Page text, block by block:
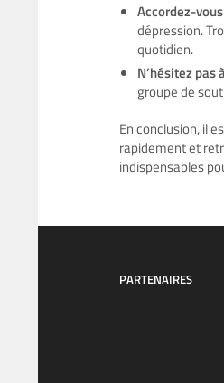
Accordez-
dépression.
quotidien.
N’hésitez pas
groupe de
En conclusion, il
rapidement et
indispensables
PARTENAIRES